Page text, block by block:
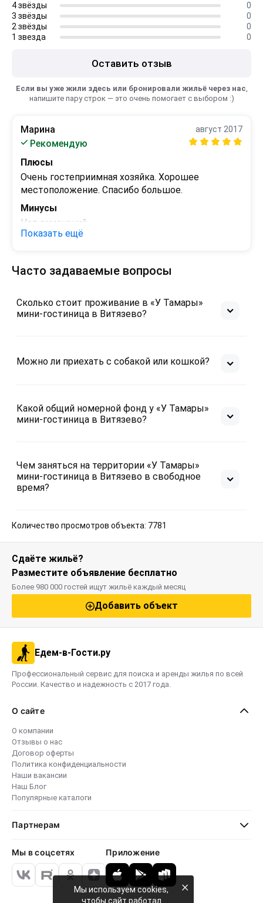
4 звёзды
0
3 звёзды
0
2 звёзды
0
1 звезда
0
Оставить отзыв
Если вы уже жили здесь или бронировали жильё через нас,
напишите пару строк — это очень помогает с выбором :)
Марина
Рекомендую
август 2017
Плюсы
Очень гостеприимная хозяйка. Хорошее
местоположение. Спасибо большое.
Минусы
Нет замечаний.
Показать ещё
Часто задаваемые вопросы
Сколько стоит проживание в «У Тамары»
мини-гостиница в Витязево?
Можно ли приехать с собакой или кошкой?
Какой общий номерной фонд у «У Тамары»
мини-гостиница в Витязево?
Чем заняться на территории «У Тамары»
мини-гостиница в Витязево в свободное
время?
Количество просмотров объекта: 7781
Сдаёте жильё?
Разместите объявление бесплатно
Более 980 000 гостей ищут жильё каждый месяц
Добавить объект
Едем-в-Гости.ру
Профессиональный сервис для поиска и аренды жилья по всей
России. Качество и надежность с 2017 года.
О сайте
О компании
Отзывы о нас
Договор оферты
Политика конфиденциальности
Наши вакансии
Наш Блог
Популярные каталоги
Партнерам
Мы в соцсетях Приложение
Мы используем cookies,
чтобы сайт работал
×